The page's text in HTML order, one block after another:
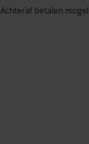
Achteraf betalen